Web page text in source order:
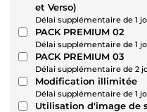
et Verso)
Délai supplémentaire de 1
PACK PREMIUM 02
Délai supplémentaire de 1
PACK PREMIUM 03
Délai supplémentaire de 2
Modification illimitée
Délai supplémentaire de 1
Utilisation d'image de